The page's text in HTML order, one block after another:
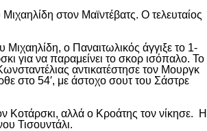
στον Μαϊντέβατς. Ο τελευταίος
Μιχαηλίδη, ο Παναιτωλικός άγγιξε το 1-
για να παραμείνει το σκορ ισόπαλο. Το
αντικατέστησε τον Μουργκ
στο 54′, με άστοχο σουτ του Σάστρε
Κοτάρσκι, αλλά ο Κροάτης τον νίκησε. Η
Τισουντάλι.